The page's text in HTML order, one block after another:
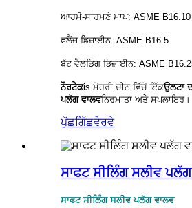
ਆਹਮੋ-ਸਾਹਮਣੇ ਮਾਪ: ASME B16.10
ਫਲੈਂਜ ਡਿਜ਼ਾਈਨ: ASME B16.5
ਬੱਟ ਵੈਲਡਿੰਗ ਡਿਜ਼ਾਈਨ: ASME
ਨੌਰਟੈਕis ਮੋਹਰੀ ਚੀਨ ਵਿੱਚੋਂ ਇੱਕਉਲਟਾ
ਪਲੱਗ ਵਾਲਵਨਿਰਮਾਤਾ ਅਤੇ ਸਪਲਾਇਰ।
ਪੁੱਛਗਿੱਛਵੇਰਵੇ
ਸਾਫਟ ਸੀਲਿੰਗ ਸਲੀਵ
ਸਾਫਟ ਸੀਲਿੰਗ ਸਲੀਵ ਪਲੱਗ ਵਾਲਵ